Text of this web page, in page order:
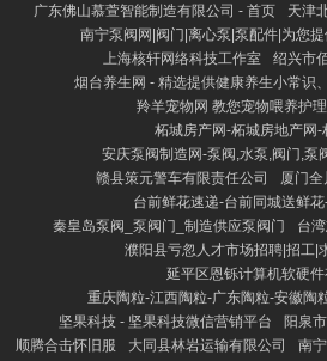
广东佛山慕萱智能制造有限公司 - 首页
天津
南宁泵阀网|阀门|离心泵|泵配件|为您
上海核轩网络科技工作室
绍兴市
烟台养生网 - 精选提供健康养生小常识
羚羊宠物网 教您宠物喂养护
柘城房产网-柘城房地产网-
安庆泵阀制造网-泵阀,水泵,阀门,泵
赣县策元警车有限责任公司
厦门全
台前鲜花速递-台前同城送鲜
秦皇岛泵阀_泵阀门_制造供应泵阀门
台
濮阳县亏忽人才市场招聘|招工|
延平区恩铄计算机软硬件
重庆陶粒-江西陶粒-广东陶粒-安徽陶
坚果科技 - 坚果科技微信营销平台
阳泉
顺腾合击怀旧服
大同县林岩运输有限公司
南